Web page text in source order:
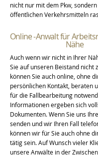
nicht nur mit dem Pkw,
öffentlichen Verkehrsmitteln
Online -Anwalt für
Nähe
Auch wenn wir nicht in Ihrer
Sie auf unseren Beistand nicht
können Sie auch online, ohne
persönlichen Kontakt, beraten
für die Fallbearbeitung
Informationen ergeben sich
Dokumenten. Wenn Sie uns
senden und wir Ihren Fall
können wir für Sie auch ohne
tätig sein. Auf Wunsch vieler
unsere Anwälte in der